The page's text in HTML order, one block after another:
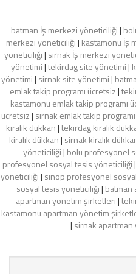
batman İş merkezi yöneticiliği|
merkezi yöneticiliği| kastamonu İş
yöneticiliği| sirnak İş merkezi
yönetimi|tekirdag site yönetimi|
yönetimi| sirnak site yönetimi|
emlak takip programı ücretsiz|
kastamonu emlak takip programı
ücretsiz| sirnak emlak takip
kiralık dükkan|tekirdag kiralık
kiralık dükkan| sirnak kiralık
yöneticiliği| bolu profesyonel
profesyonel sosyal tesis yöneticiliği|
yöneticiliği| sinop profesyonel
sosyal tesis yöneticiliği| batman
apartman yönetim şirketleri|
kastamonu apartman yönetim
| sirnak